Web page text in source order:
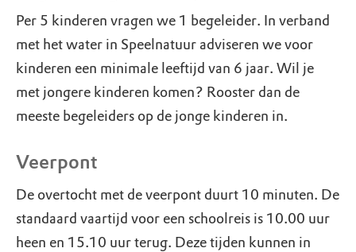
Per 5 kinderen vragen we 1 begeleider. In verband
met het water in Speelnatuur adviseren we voor
kinderen een minimale leeftijd van 6 jaar. Wil je
met jongere kinderen komen? Rooster dan de
meeste begeleiders op de jonge kinderen in.
Veerpont
De overtocht met de veerpont duurt 10 minuten. De
standaard vaartijd voor een schoolreis is 10.00 uur
heen en 15.10 uur terug. Deze tijden kunnen in